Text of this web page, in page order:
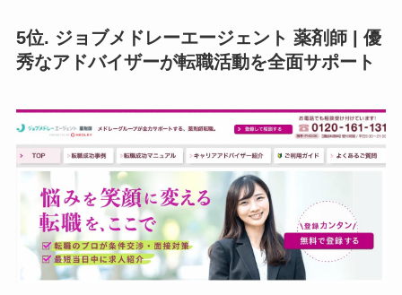
5位. ジョブメドレーエージェント 薬剤師 | 優
秀なアドバイザーが転職活動を全面サポート